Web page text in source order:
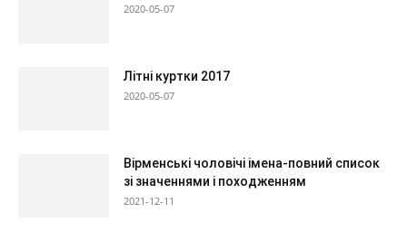
2020-05-07
Літні куртки 2017
2020-05-07
Вірменські чоловічі імена-повний список
зі значеннями і походженням
2021-12-11